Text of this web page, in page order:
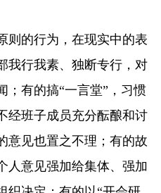
的行为，在现实中的表
我行我素、独断专行，对
；有的搞“一言堂”，习惯
经班子成员充分酝酿和讨
意见也置之不理；有的故
人意见强加给集体、强加